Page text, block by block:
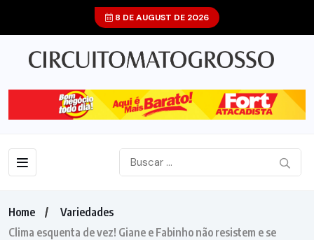
8 DE AUGUST DE 2026
Home
Variedades
Clima esquenta de vez! Giane e Fabinho não resistem e se